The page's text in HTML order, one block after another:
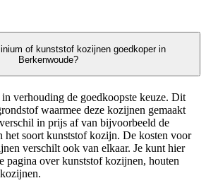
of kunststof kozijnen goedkoper in
Berkenwoude?
verhouding de goedkoopste keuze. Dit
waarmee deze kozijnen gemaakt
in prijs af van bijvoorbeeld de
het soort kunststof kozijn. De kosten voor
verschilt ook van elkaar. Je kunt hier
pagina over kunststof kozijnen, houten